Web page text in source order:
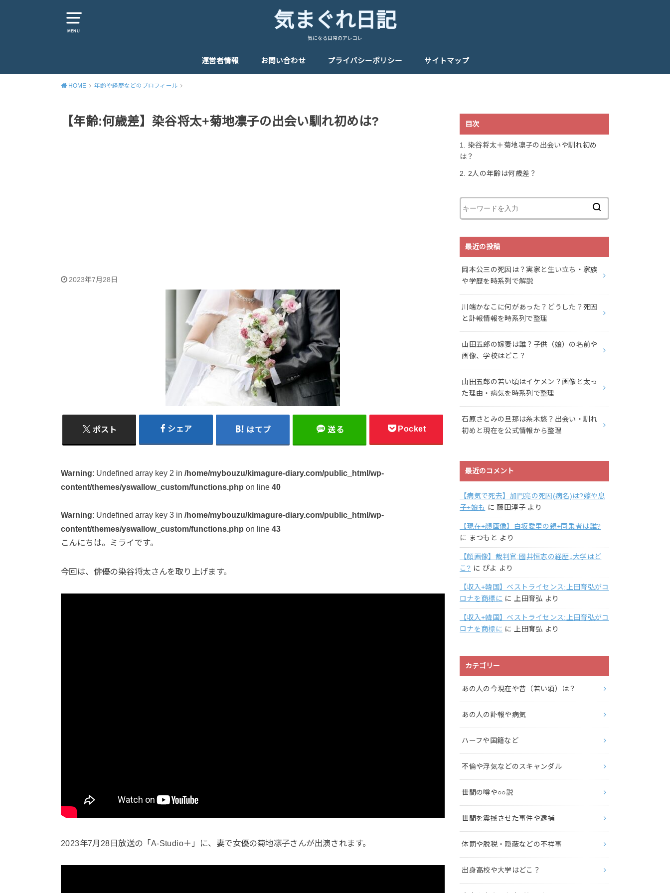
MENU 気まぐれ日記
気になる日常のアレコレ
運営者情報 お問い合わせ プライバシーポリシー サイトマップ
HOME 年齢や経歴などのプロフィール
【年齢:何歳差】染谷将太+菊地凛子の出会い馴れ初めは?
2023年7月28日
ポスト シェア はてブ 送る Pocket
Warning: Undefined array key 2 in /home/mybouzu/kimagure-diary.com/public_html/wp-
content/themes/yswallow_custom/functions.php on line 40
Warning: Undefined array key 3 in /home/mybouzu/kimagure-diary.com/public_html/wp-
content/themes/yswallow_custom/functions.php on line 43
こんにちは。ミライです。
今回は、俳優の染谷将太さんを取り上げます。
2023年7月28日放送の「A-Studio＋」に、妻で女優の菊地凛子さんが出演されます。
目次
1.
染谷将太＋菊地凛子の出会いや馴れ初め
は？
2. 2人の年齢は何歳差？
最近の投稿
岡本公三の死因は？実家と生い立ち・家族
や学歴を時系列で解説
川端かなこに何があった？どうした？死因
と訃報情報を時系列で整理
山田五郎の嫁妻は誰？子供（娘）の名前や
画像、学校はどこ？
山田五郎の若い頃はイケメン？画像と太っ
た理由・病気を時系列で整理
石原さとみの旦那は糸木悠？出会い・馴れ
初めと現在を公式情報から整理
最近のコメント
【病気で死去】加門亮の死因(病名)は?嫁や息
子+娘も に藤田淳子より
【現在+顔画像】白坂愛里の親+同乗者は誰?
に まつもと より
【顔画像】裁判官:國井恒志の経歴↓大学はど
こ? に ぴよ より
【収入+韓国】ベストライセンス:上田育弘がコ
ロナを商標に に 上田育弘 より
【収入+韓国】ベストライセンス:上田育弘がコ
ロナを商標に に 上田育弘 より
カテゴリー
あの人の今現在や昔（若い頃）は？
あの人の訃報や病気
ハーフや国籍など
不倫や浮気などのスキャンダル
世間の噂や○○説
世間を震撼させた事件や逮捕
体罰や脱税・隠蔽などの不祥事
出身高校や大学はどこ？